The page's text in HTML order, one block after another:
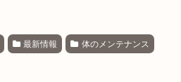
最新情報 体のメンテナンス